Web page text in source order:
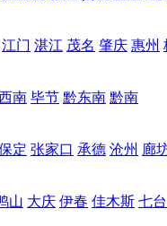
江门 湛江 茂名 肇庆 惠州
南 毕节 黔东南 黔南
定 张家口 承德 沧州 廊
山 大庆 伊春 佳木斯 七